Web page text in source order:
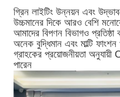
গ্রিন লাইটিং উন্নয়ন এবং
উচ্চমানের দিকে আরও বেশি
আমাদের বিপণন বিভাগও
অনেক বুদ্ধিমান এবং মাল্টি
গ্রাহকের প্রয়োজনীয়তা
পারেন